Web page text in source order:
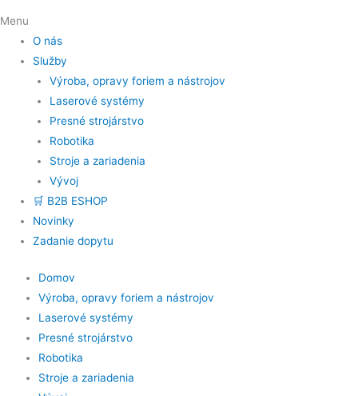
Menu
O nás
Služby
Výroba, opravy foriem a nástrojov
Laserové systémy
Presné strojárstvo
Robotika
Stroje a zariadenia
Vývoj
🛒 B2B ESHOP
Novinky
Zadanie dopytu
Domov
Výroba, opravy foriem a nástrojov
Laserové systémy
Presné strojárstvo
Robotika
Stroje a zariadenia